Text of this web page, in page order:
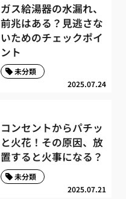
ガス給湯器の水漏れ、
前兆はある？見逃さな
いためのチェックポイ
ント
2025.07.24
未分類
コンセントからパチッ
と火花！その原因、放
置すると火事になる？
2025.07.21
未分類